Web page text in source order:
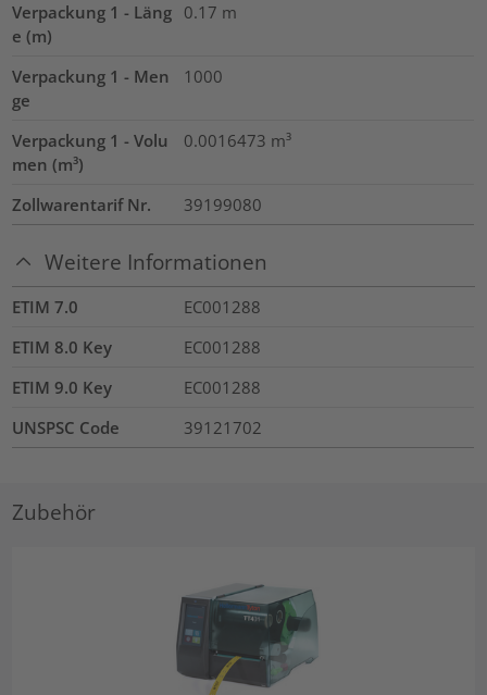
Verpackung 1 - Läng
e (m)
0.17 m
Verpackung 1 - Men
ge
1000
Verpackung 1 - Volu
men (m³)
0.0016473 m³
Zollwarentarif Nr. 39199080
Weitere Informationen
ETIM 7.0
EC001288
ETIM 8.0 Key
EC001288
ETIM 9.0 Key
EC001288
UNSPSC Code
39121702
Zubehör